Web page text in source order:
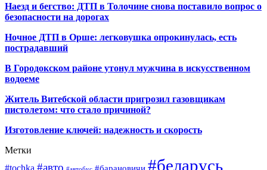
Наезд и бегство: ДТП в Толочине снова поставило вопрос о
безопасности на дорогах
Ночное ДТП в Орше: легковушка опрокинулась, есть
пострадавший
В Городокском районе утонул мужчина в искусственном
водоеме
Житель Витебской области пригрозил газовщикам
пистолетом: что стало причиной?
Изготовление ключей: надежность и скорость
Метки
#tochka #авто #беларусь